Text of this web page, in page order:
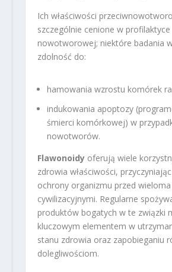
Ich właściwości
szczególnie cenione w profilaktyce
nowotworowej; niektóre badania
zdolność do:
hamowania wzrostu komórek
indukowania apoptozy
śmierci komórkowej) w
nowotworów.
Flawonoidyoferują wiele
zdrowia właściwości,
ochrony organizmu przed
cywilizacyjnymi. Regularne
produktów bogatych w te związki
kluczowym elementem w
stanu zdrowia oraz zapobieganiu
dolegliwościom.